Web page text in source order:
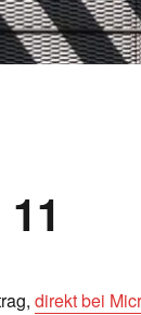
direkt bei